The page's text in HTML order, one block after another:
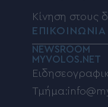
Κίνηση στους
ΕΠΙΚΟΙΝΩΝΙΑ
NEWSROOM
MYVOLOS.NET